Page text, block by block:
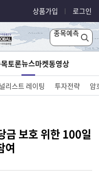
상품가입 로그인
종목예측
토론뉴스마켓동영상
리스트 레이팅 투자전략 암
금 보호 위한 100일
여